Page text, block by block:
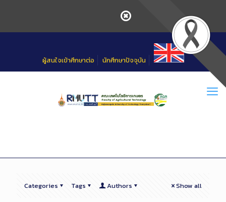
ผู้สนใจเข้าศึกษาต่อ นักศึกษาปัจจุบัน
Categories Tags Authors Show all